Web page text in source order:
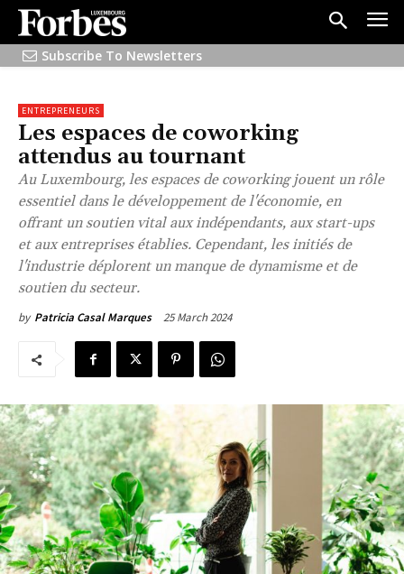
Subscribe To Newsletters
ENTREPRENEURS
Les espaces de coworking
attendus au tournant
Au Luxembourg, les espaces de coworking jouent un rôle
essentiel dans le développement de l'économie, en
offrant un soutien vital aux indépendants, aux start-ups
et aux entreprises établies. Cependant, les initiés de
l'industrie déplorent un manque de dynamisme et de
soutien du secteur.
by Patricia Casal Marques 25 March 2024